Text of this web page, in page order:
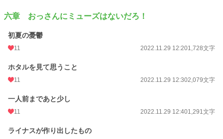
六章 おっさんにミューズはないだろ！
初夏の憂鬱
11 2022.11.29 12:201,728文字
ホタルを見て思うこと
11 2022.11.29 12:302,079文字
一人前まであと少し
11 2022.11.29 12:401,291文字
ライナスが作り出したもの